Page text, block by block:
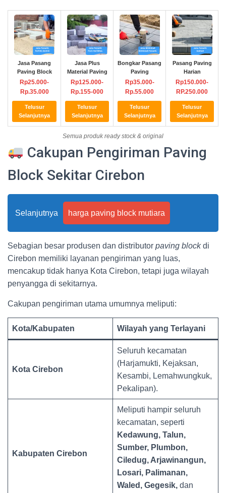
Jasa Pasang
Paving Block
Rp25.000-
Rp.35.000
Telusur
Selanjutnya
Jasa Plus
Material Paving
Rp125.000-
Rp.155-000
Telusur
Selanjutnya
Bongkar Pasang
Paving
Rp35.000-
Rp.55.000
Telusur
Selanjutnya
Pasang Paving
Harian
Rp150.000-
RP.250.000
Telusur
Selanjutnya
Semua produk ready stock & original
Cakupan Pengiriman Paving
Block Sekitar Cirebon
Selanjutnya harga paving block mutiara
Sebagian besar produsen dan distributor paving blockdi
Cirebon memiliki layanan pengiriman yang luas,
mencakup tidak hanya Kota Cirebon, tetapi juga wilayah
penyangga di sekitarnya.
Cakupan pengiriman utama umumnya meliputi:
Kota/Kabupaten Wilayah yang Terlayani
Kota Cirebon
Seluruh kecamatan
(Harjamukti, Kejaksan,
Kesambi, Lemahwungkuk,
Pekalipan).
Kabupaten Cirebon
Meliputi hampir seluruh
kecamatan, seperti
Kedawung, Talun,
Sumber, Plumbon,
Ciledug, Arjawinangun,
Losari, Palimanan,
Waled, Gegesik, dan